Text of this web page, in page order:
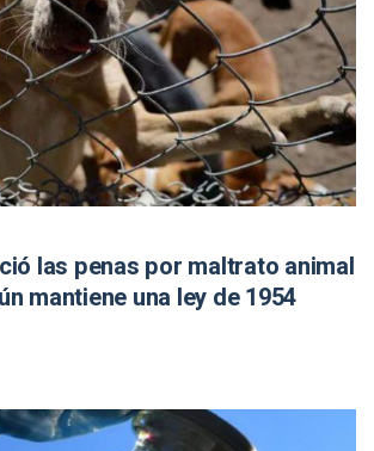
las penas por maltrato animal
mantiene una ley de 1954